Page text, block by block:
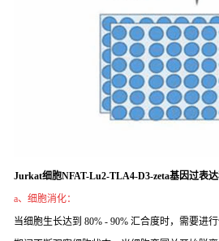
Jurkat细胞NFAT-Lu2-TLA4-D3-zeta基因过表
a、细胞消化：
当细胞生长达到 80% - 90% 汇合度时，需要进